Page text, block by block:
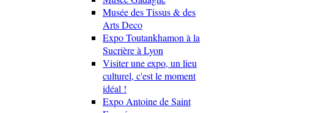
Musée des Tissus & des
Arts Deco
Expo Toutankhamon à la
Sucrière à Lyon
Visiter une expo, un lieu
culturel, c'est le moment
idéal !
Expo Antoine de Saint